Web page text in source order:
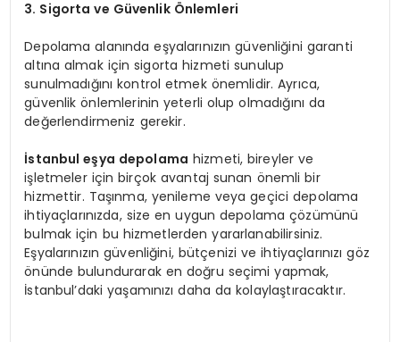
3. Sigorta ve Güvenlik Önlemleri
Depolama alanında eşyalarınızın güvenliğini garanti
altına almak için sigorta hizmeti sunulup
sunulmadığını kontrol etmek önemlidir. Ayrıca,
güvenlik önlemlerinin yeterli olup olmadığını da
değerlendirmeniz gerekir.
İstanbul eşya depolama hizmeti, bireyler ve
işletmeler için birçok avantaj sunan önemli bir
hizmettir. Taşınma, yenileme veya geçici depolama
ihtiyaçlarınızda, size en uygun depolama çözümünü
bulmak için bu hizmetlerden yararlanabilirsiniz.
Eşyalarınızın güvenliğini, bütçenizi ve ihtiyaçlarınızı göz
önünde bulundurarak en doğru seçimi yapmak,
İstanbul’daki yaşamınızı daha da kolaylaştıracaktır.